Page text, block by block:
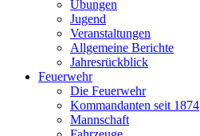
Übungen
Jugend
Veranstaltungen
Allgemeine Berichte
Jahresrückblick
Feuerwehr
Die Feuerwehr
Kommandanten seit 1874
Mannschaft